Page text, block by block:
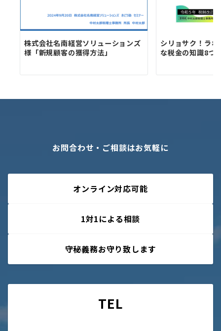
株式会社名南経営ソリューションズ
様「新規顧客の獲得方法」
シリョサク！ラ
な税金の知識8つ
お問合わせ・ご相談はお気軽に
オンライン対応可能
1対1による相談
守秘義務お守り致します
TEL